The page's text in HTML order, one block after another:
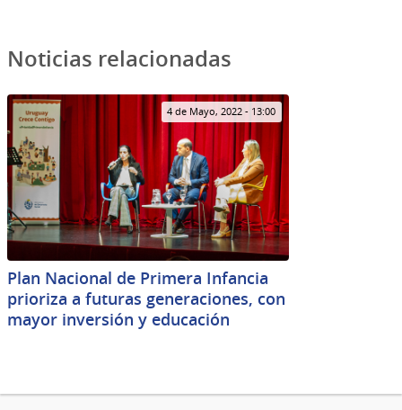
Noticias relacionadas
4 de Mayo, 2022 - 13:00
Plan Nacional de Primera Infancia
prioriza a futuras generaciones, con
mayor inversión y educación